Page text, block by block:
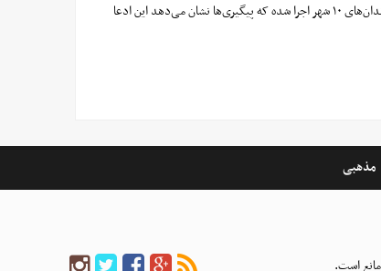
یکی از رسانه‌های به‌اصطلاح حقوق بشری معاند، با انتشار اسامی ۱۰ نفر مدعی شده است حکم اعدام این افراد روز شنبه ۱۱ بهمن‌ماه در زندان‌های ۱۰ شهر اجرا شده که پیگیری‌ها نشان می‌دهد این ادعا
مذهبی
است.